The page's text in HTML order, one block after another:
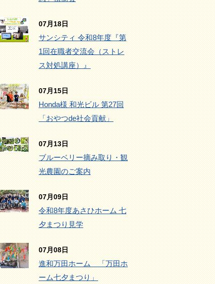
07月18日
サンシティ 令和8年度『第
1回在職者交流会（ストレ
ス対処講座）』
07月15日
Honda様 和光ビル 第27回
「おやつde社会貢献」
07月13日
ブルーベリー摘み取り・観
光農園のご案内
07月09日
令和8年度あさひホーム 七
夕まつり見学
07月08日
進和万田ホーム 「万田ホ
ーム七夕まつり」